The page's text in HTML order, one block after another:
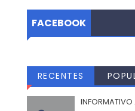
FACEBOOK
RECENTES
INFORMATIVO